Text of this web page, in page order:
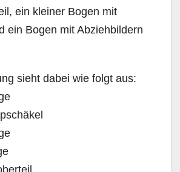
ein kleiner Bogen mit
ein Bogen mit Abziehbildern
sieht dabei wie folgt aus: